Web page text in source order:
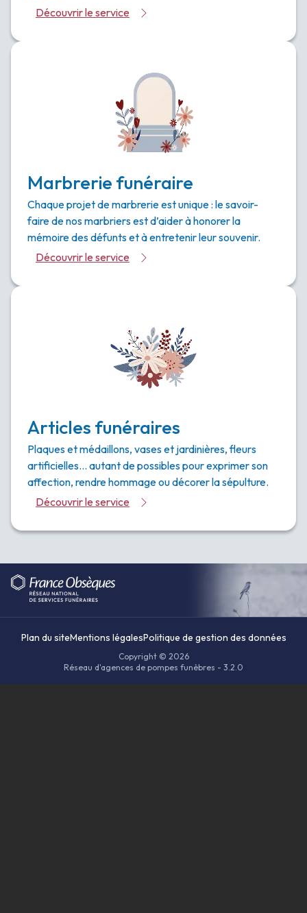
Découvrir le service
Marbrerie funéraire
Chaque projet de marbrerie est unique : le savoir-
faire de nos marbriers est d’aider à honorer la
mémoire des défunts et à entretenir leur souvenir.
Découvrir le service
Articles funéraires
Plaques et médaillons, vases et jardinières, fleurs
artificielles… autant de possibles pour exprimer son
affection, rendre hommage ou décorer la sépulture.
Découvrir le service
Plan du siteMentions légalesPolitique de gestion des données
Copyright © 2026
Réseau d'agences de pompes funèbres - 3.2.0